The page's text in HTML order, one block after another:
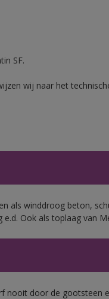
SF.
wij naar het
als winddroog beton,
Ook als toplaag van
nooit door de gootsteen